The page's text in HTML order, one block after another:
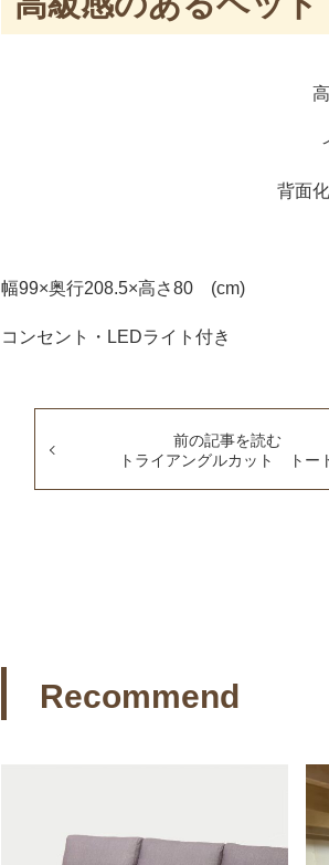
背面
幅99×奥行208.5×高さ80 (cm)
コンセント・LEDライト付き
前の記事を読む
トライアングルカット トー
Recommend